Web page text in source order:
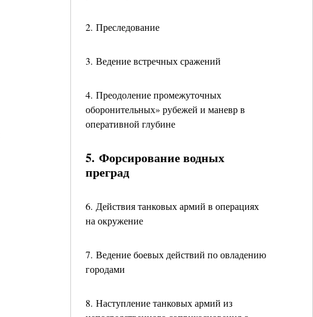
2. Преследование
3. Ведение встречных сражений
4. Преодоление промежуточных
оборонительных» рубежей и маневр в
оперативной глубине
5. Форсирование водных
преград
6. Действия танковых армий в операциях
на окружение
7. Ведение боевых действий по овладению
городами
8. Наступление танковых армий из